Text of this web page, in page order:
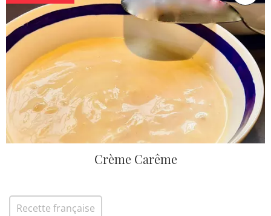
Crème Carême
Recette française